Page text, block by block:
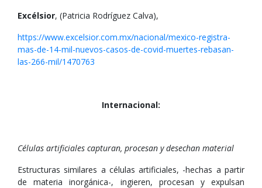
Excélsior, (Patricia Rodríguez Calva),
https://www.excelsior.com.mx/nacional/mexico-registra-
mas-de-14-mil-nuevos-casos-de-covid-muertes-rebasan-
las-266-mil/1470763
Internacional:
Células artificiales capturan, procesan y desechan material
Estructuras similares a células artificiales, -hechas a partir
de materia inorgánica-, ingieren, procesan y expulsan